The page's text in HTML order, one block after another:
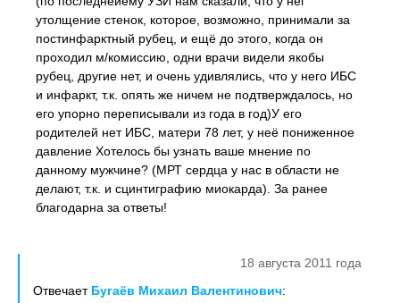
утолщение стенок, которое, возможно, принимали за
постинфарктный рубец, и ещё до этого, когда он
проходил м/комиссию, одни врачи видели якобы
рубец, другие нет, и очень удивлялись, что у него ИБС
и инфаркт, т.к. опять же ничем не подтверждалось, но
его упорно переписывали из года в год)У его
родителей нет ИБС, матери 78 лет, у неё пониженное
давление Хотелось бы узнать ваше мнение по
данному мужчине? (МРТ сердца у нас в области не
делают, т.к. и сцинтиграфию миокарда). За ранее
благодарна за ответы!
18 августа 2011 года
Отвечает Бугаёв Михаил Валентинович: